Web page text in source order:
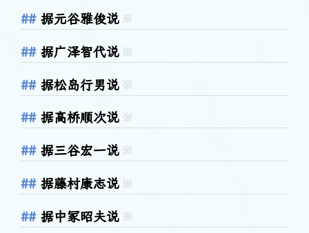
据元谷雅俊说
据广泽智代说
据松岛行男说
据高桥顺次说
据三谷宏一说
据藤村康志说
据中冢昭夫说